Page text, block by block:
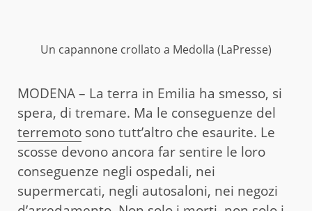
Un capannone crollato a Medolla (LaPresse)
MODENA – La terra in Emilia ha smesso, si
spera, di tremare. Ma le conseguenze del
terremoto sono tutt’altro che esaurite. Le
scosse devono ancora far sentire le loro
conseguenze negli ospedali, nei
supermercati, negli autosaloni, nei negozi